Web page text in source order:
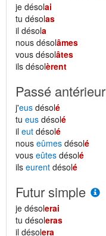
je désolai
tu désolas
il désola
nous désolâmes
vous désolâtes
ils désolèrent
Passé antérieur
j'eus désolé
tu eus désolé
il eut désolé
nous eûmes désolé
vous eûtes désolé
ils eurent désolé
Futur simple
je désolerai
tu désoleras
il désolera